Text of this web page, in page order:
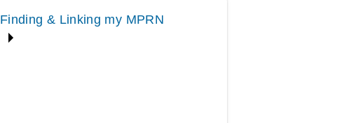
Finding & Linking my MPRN